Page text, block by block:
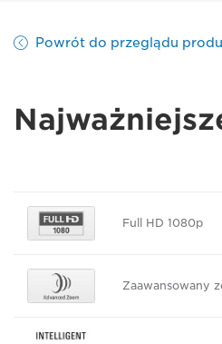
Powrót do przeglądu
Full HD 1080p
Zaawansowany